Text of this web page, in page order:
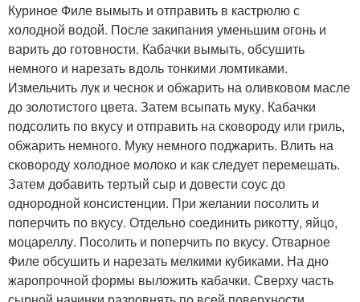
Куриное Филе вымыть и отправить в кастрюлю с
холодной водой. После закипания уменьшим огонь и
варить до готовности. Кабачки вымыть, обсушить
немного и нарезать вдоль тонкими ломтиками.
Измельчить лук и чеснок и обжарить на оливковом масле
до золотистого цвета. Затем всыпать муку. Кабачки
подсолить по вкусу и отправить на сковороду или гриль,
обжарить немного. Муку немного поджарить. Влить на
сковороду холодное молоко и как следует перемешать.
Затем добавить тертый сыр и довести соус до
однородной консистенции. При желании посолить и
поперчить по вкусу. Отдельно соединить рикотту, яйцо,
моцареллу. Посолить и поперчить по вкусу. Отварное
Филе обсушить и нарезать мелкими кубиками. На дно
жаропрочной формы выложить кабачки. Сверху часть